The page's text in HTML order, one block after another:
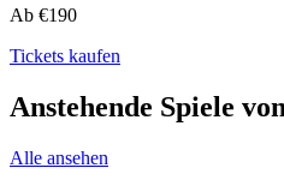
Ab €190
Tickets kaufen
Anstehende Spiele
Alle ansehen